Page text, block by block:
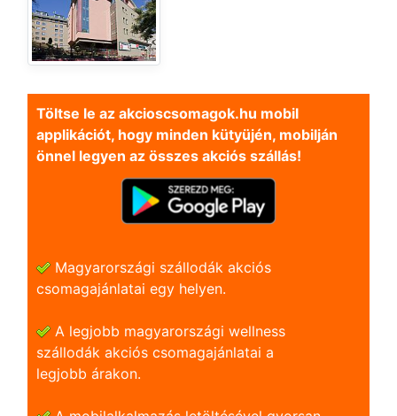
Töltse le az akcioscsomagok.hu mobil
applikációt, hogy minden kütyüjén, mobilján
önnel legyen az összes akciós szállás!
Magyarországi szállodák akciós
csomagajánlatai egy helyen.
A legjobb magyarországi wellness
szállodák akciós csomagajánlatai a
legjobb árakon.